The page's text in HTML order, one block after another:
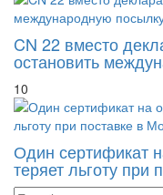
CN 22 вместо
остановить
10
Один сертификат
теряет льготу при